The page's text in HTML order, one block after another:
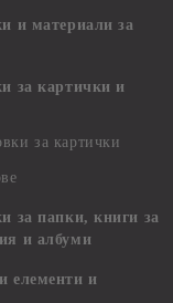
и материали за
за картички и
за картички
за папки, книги за
и албуми
елементи и